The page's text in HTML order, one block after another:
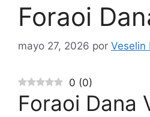
Foraoi
mayo 27, 2026 por Veselin
0 (0)
Foraoi Dana